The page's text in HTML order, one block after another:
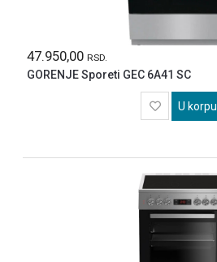
47.950,00 RSD.
GORENJE Sporeti GEC 6A41 SC
U korpu